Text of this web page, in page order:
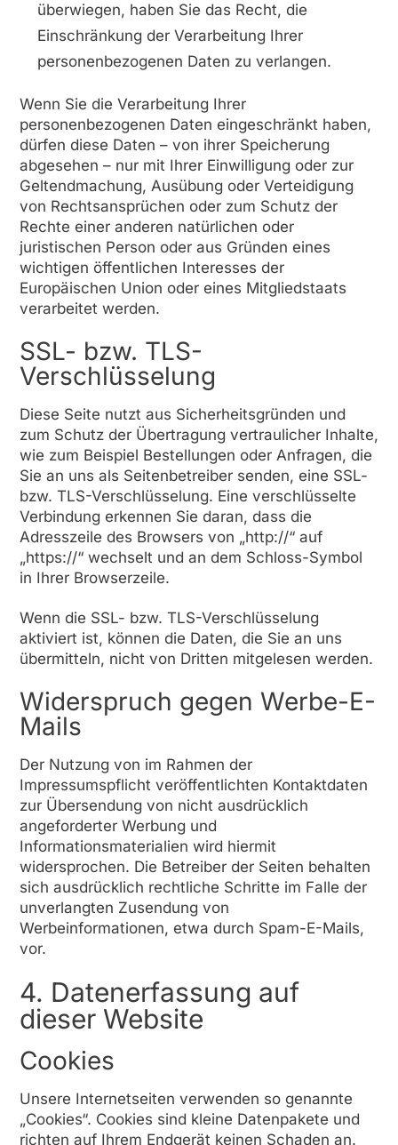
überwiegen, haben Sie das Recht, die
Einschränkung der Verarbeitung Ihrer
personenbezogenen Daten zu verlangen.
Wenn Sie die Verarbeitung Ihrer
personenbezogenen Daten eingeschränkt haben,
dürfen diese Daten – von ihrer Speicherung
abgesehen – nur mit Ihrer Einwilligung oder zur
Geltendmachung, Ausübung oder Verteidigung
von Rechtsansprüchen oder zum Schutz der
Rechte einer anderen natürlichen oder
juristischen Person oder aus Gründen eines
wichtigen öffentlichen Interesses der
Europäischen Union oder eines Mitgliedstaats
verarbeitet werden.
SSL- bzw. TLS-
Verschlüsselung
Diese Seite nutzt aus Sicherheitsgründen und
zum Schutz der Übertragung vertraulicher Inhalte,
wie zum Beispiel Bestellungen oder Anfragen, die
Sie an uns als Seitenbetreiber senden, eine SSL-
bzw. TLS-Verschlüsselung. Eine verschlüsselte
Verbindung erkennen Sie daran, dass die
Adresszeile des Browsers von „http://“ auf
„https://“ wechselt und an dem Schloss-Symbol
in Ihrer Browserzeile.
Wenn die SSL- bzw. TLS-Verschlüsselung
aktiviert ist, können die Daten, die Sie an uns
übermitteln, nicht von Dritten mitgelesen werden.
Widerspruch gegen Werbe-E-
Mails
Der Nutzung von im Rahmen der
Impressumspflicht veröffentlichten Kontaktdaten
zur Übersendung von nicht ausdrücklich
angeforderter Werbung und
Informationsmaterialien wird hiermit
widersprochen. Die Betreiber der Seiten behalten
sich ausdrücklich rechtliche Schritte im Falle der
unverlangten Zusendung von
Werbeinformationen, etwa durch Spam-E-Mails,
vor.
4. Datenerfassung auf
dieser Website
Cookies
Unsere Internetseiten verwenden so genannte
„Cookies“. Cookies sind kleine Datenpakete und
richten auf Ihrem Endgerät keinen Schaden an.